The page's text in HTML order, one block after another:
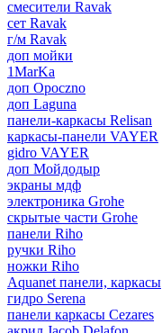
смесители Ravak
сет Ravak
г/м Ravak
доп мойки
1MarKa
доп Opoczno
доп Laguna
панели-каркасы Relisan
каркасы-панели VAYER
gidro VAYER
доп Мойдодыр
экраны мдф
электроника Grohe
скрытые части Grohe
панели Riho
ручки Riho
ножки Riho
Aquanet панели, каркасы
гидро Serena
панели каркасы Cezares